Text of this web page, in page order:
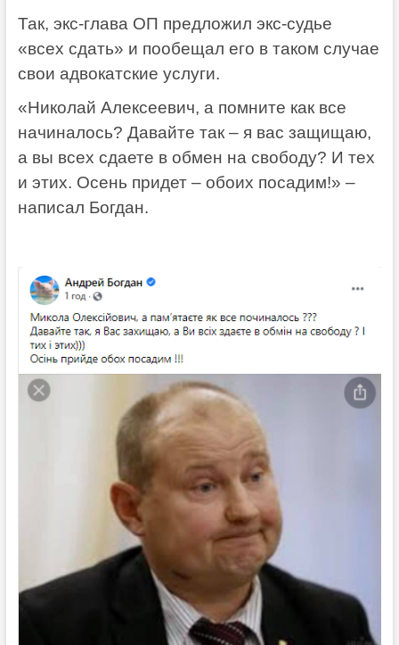
Так, экс-глава ОП предложил экс-судье
«всех сдать» и пообещал его в таком случае
свои адвокатские услуги.
«Николай Алексеевич, а помните как все
начиналось? Давайте так – я вас защищаю,
а вы всех сдаете в обмен на свободу? И тех
и этих. Осень придет – обоих посадим!» –
написал Богдан.